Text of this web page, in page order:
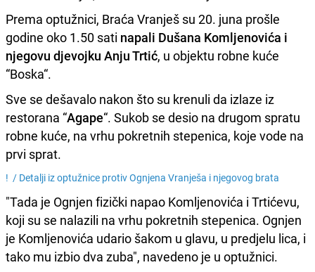
Prema optužnici, Braća Vranješ su 20. juna prošle
godine oko 1.50 sati napali Dušana Komljenovića i
njegovu djevojku Anju Trtić, u objektu robne kuće
“Boska“.
Sve se dešavalo nakon što su krenuli da izlaze iz
restorana “Agape“. Sukob se desio na drugom spratu
robne kuće, na vrhu pokretnih stepenica, koje vode na
prvi sprat.
! / Detalji iz optužnice protiv Ognjena Vranješa i njegovog brata
"Tada je Ognjen fizički napao Komljenovića i Trtićevu,
koji su se nalazili na vrhu pokretnih stepenica. Ognjen
je Komljenovića udario šakom u glavu, u predjelu lica, i
tako mu izbio dva zuba", navedeno je u optužnici.